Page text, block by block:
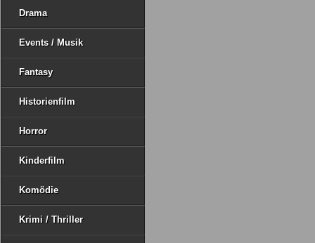
Drama
Events / Musik
Fantasy
Historienfilm
Horror
Kinderfilm
Komödie
Krimi / Thriller